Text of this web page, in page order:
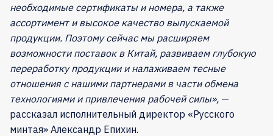
необходимые сертификаты и номера, а также
ассортимент и высокое качество выпускаемой
продукции. Поэтому сейчас мы расширяем
возможности поставок в Китай, развиваем глубокую
переработку продукции и налаживаем тесные
отношения с нашими партнерами в части обмена
технологиями и привлечения рабочей силы», —
рассказал исполнительный директор «Русского
минтая» Александр Епихин.